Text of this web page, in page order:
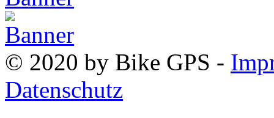
© 2020 by Bike GPS -
Datenschutz